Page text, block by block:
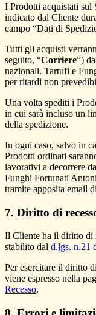
I Prodotti acquistati sul
indicato dal Cliente
campo “Dati di
Tutti gli acquisti
seguito, “Corriere”)
nazionali. Tartufi e
per ritardi non
Una volta spediti i
in cui sarà incluso un
della spedizione.
In ogni caso, salvo in
Prodotti ordinati
lavorativi a decorrere
Funghi Fortunati
tramite apposita email
7. Diritto di
Il Cliente ha il diritto di
stabilito dal d.lgs. n.21
Per esercitare il diritto
viene espresso nella
Recesso.